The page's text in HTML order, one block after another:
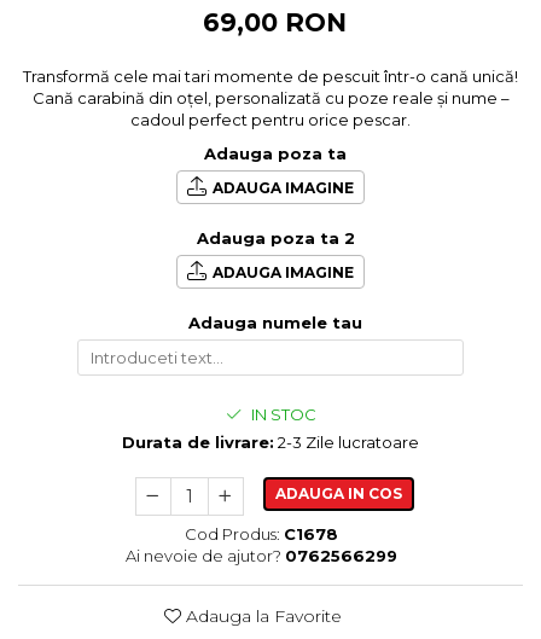
69,00 RON
Transformă cele mai tari momente de pescuit într-o cană unică!
Cană carabină din oțel, personalizată cu poze reale și nume –
cadoul perfect pentru orice pescar.
Adauga poza ta
ADAUGA IMAGINE
Adauga poza ta 2
ADAUGA IMAGINE
Adauga numele tau
IN STOC
Durata de livrare: 2-3 Zile lucratoare
ADAUGA IN COS
Cod Produs: C1678
Ai nevoie de ajutor? 0762566299
Adauga la Favorite